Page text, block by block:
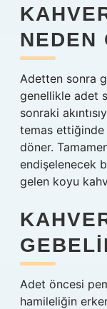
NEDEN
Adetten sonra
genellikle adet
sonraki
temas ettiğinde
döner.
endişelenecek
gelen koyu
Adet öncesi
hamileliğin